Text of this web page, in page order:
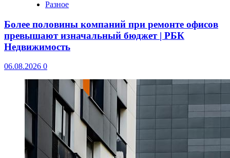
Разное
Более половины компаний при ремонте офисов
превышают изначальный бюджет | РБК
Недвижимость
06.08.2026 0